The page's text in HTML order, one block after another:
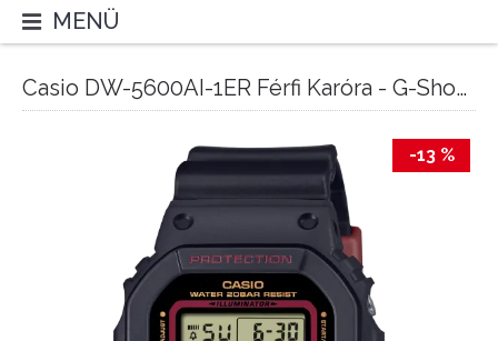
MENÜ
Casio DW-5600AI-1ER Férfi Karóra - G-Shock Andres Iniesta Signature Model
-13 %